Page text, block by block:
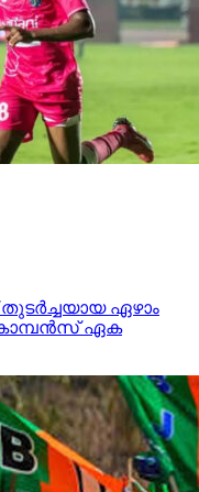
തുടര്‍ച്ചയായ ഏഴാം
ഏക